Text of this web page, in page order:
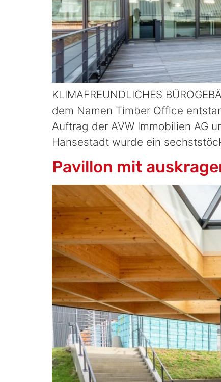
KLIMAFREUNDLICHES
dem Namen Timber Office
Auftrag der AVW Immobilien AG
Hansestadt wurde ein
Pavillon mit